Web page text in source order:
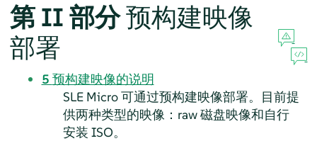
第 II 部分预构建映像
部署
5 预构建映像的说明
SLE Micro 可通过预构建映像部署。目前提
供两种类型的映像：raw 磁盘映像和自行
安装 ISO。